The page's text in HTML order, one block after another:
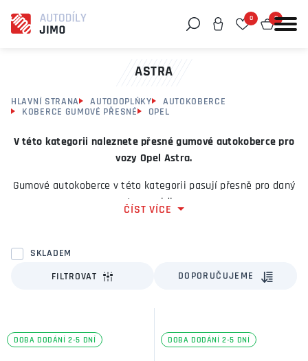
0 0
ASTRA
HLAVNÍ STRANA AUTODOPLŇKY
AUTOKOBERCE
KOBERCE GUMOVÉ PŘESNÉ
OPEL
V této kategorii naleznete přesné gumové autokoberce pro
vozy Opel Astra.
Gumové autokoberce v této kategorii pasují přesně pro daný
typ vozidla.
zimě, kdy stékající vodu z vaší obuvi gumové koberce ideálně
znečištěním.
ČÍST VÍCE
SKLADEM
FILTROVAT DOPORUČUJEME
DOBA DODÁNÍ 2-5 DNÍ DOBA DODÁNÍ 2-5 DNÍ